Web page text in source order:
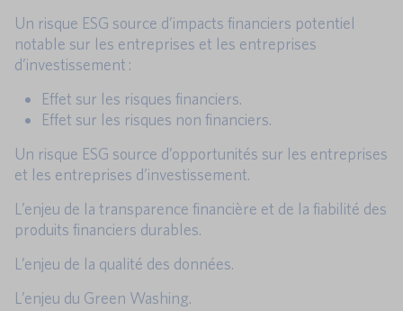
Un risque ESG source d’impacts financiers potentiel
notable sur les entreprises et les entreprises
d’investissement :
Effet sur les risques financiers.
Effet sur les risques non financiers.
Un risque ESG source d’opportunités sur les entreprises
et les entreprises d’investissement.
L’enjeu de la transparence financière et de la fiabilité des
produits financiers durables.
L’enjeu de la qualité des données.
L’enjeu du Green Washing.